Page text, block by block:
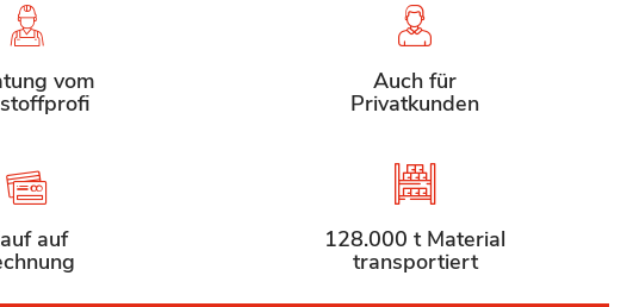
vom Auch für
Privatkunden
auf 128.000 t Material
transportiert